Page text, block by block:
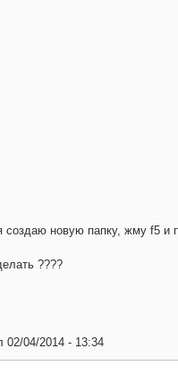
создаю новую папку, жму f5 и
????
02/04/2014 - 13:34